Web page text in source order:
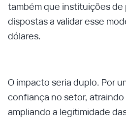
também que instituições de
dispostas a validar esse
dólares.
O impacto seria duplo. Por
confiança no setor, atraindo
ampliando a legitimidade